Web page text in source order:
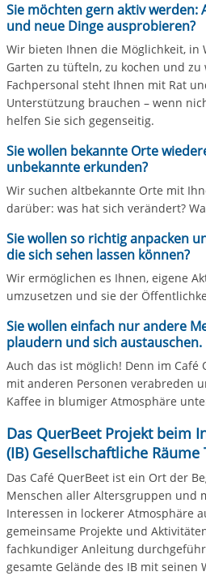
Sie möchten gern aktiv werden:
und neue Dinge ausprobieren?
Wir bieten Ihnen die Möglichkeit, in
Garten zu tüfteln, zu kochen und zu
Fachpersonal steht Ihnen mit Rat
Unterstützung brauchen – wenn
helfen Sie sich gegenseitig.
Sie wollen bekannte Orte
unbekannte erkunden?
Wir suchen altbekannte Orte mit
darüber: was hat sich verändert?
Sie wollen so richtig anpacken
die sich sehen lassen können?
Wir ermöglichen es Ihnen, eigene
umzusetzen und sie der
Sie wollen einfach nur andere
plaudern und sich austauschen.
Auch das ist möglich! Denn im Café
mit anderen Personen verabreden
Kaffee in blumiger Atmosphäre
Das QuerBeet Projekt beim
(IB) Gesellschaftliche
Das Café QuerBeet ist ein Ort der
Menschen aller Altersgruppen und
Interessen in lockerer Atmosphäre
gemeinsame Projekte und
fachkundiger Anleitung
gesamte Gelände des IB mit seinen